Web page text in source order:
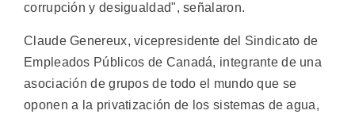
corrupción y desigualdad", señalaron.
Claude Genereux, vicepresidente del Sindicato de
Empleados Públicos de Canadá, integrante de una
asociación de grupos de todo el mundo que se
oponen a la privatización de los sistemas de agua,